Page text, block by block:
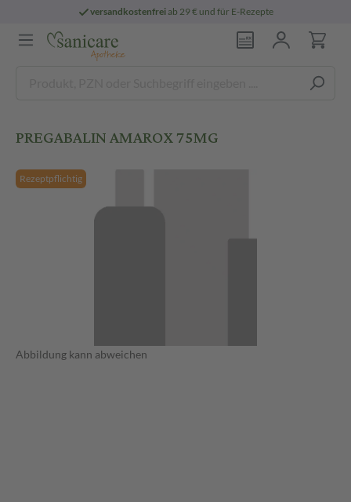
versandkostenfreiab 29 € und für E-Rezepte
PREGABALIN AMAROX 75MG
Rezeptpflichtig
Abbildung kann abweichen